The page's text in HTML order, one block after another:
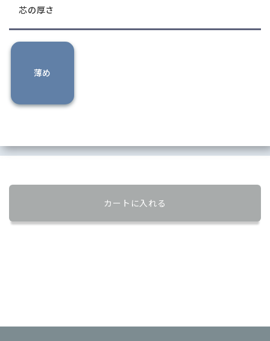
芯の厚さ
薄め
カートに入れる